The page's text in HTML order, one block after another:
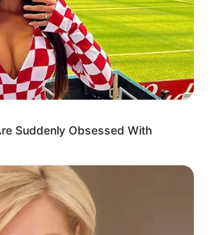
Friends Are
Suddenly Obsessed With